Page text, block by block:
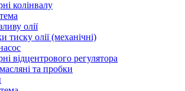
колінвалу
олії
тиску олії (механічні)
відцентрового регулятора
та пробки